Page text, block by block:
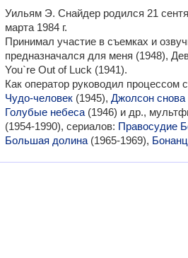
Уильям Э. Снайдер родился 21
марта 1984 г.
Принимал участие в съемках и
предназначался для меня (1948),
You`re Out of Luck (1941).
Как оператор руководил процессом
Чудо-человек (1945), Джолсон снова
Голубые небеса (1946) и др.,
(1954-1990), сериалов: Правосудие
Большая долина (1965-1969),